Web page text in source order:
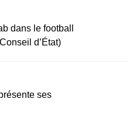
dans le football
d’État)
ses